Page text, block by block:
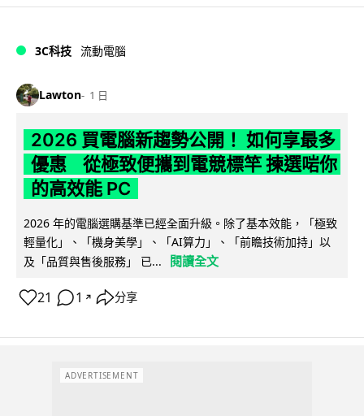
3C科技 流動電腦
Lawton 1 日
2026 買電腦新趨勢公開！ 如何享最多
優惠 從極致便攜到電競標竿 揀選啱你
的高效能 PC
2026 年的電腦選購基準已經全面升級。除了基本效能，「極致
輕量化」、「機身美學」、「AI算力」、「前瞻技術加持」以
及「品質與售後服務」 已...
閱讀全文
21 1 ↗ 分享
ADVERTISEMENT